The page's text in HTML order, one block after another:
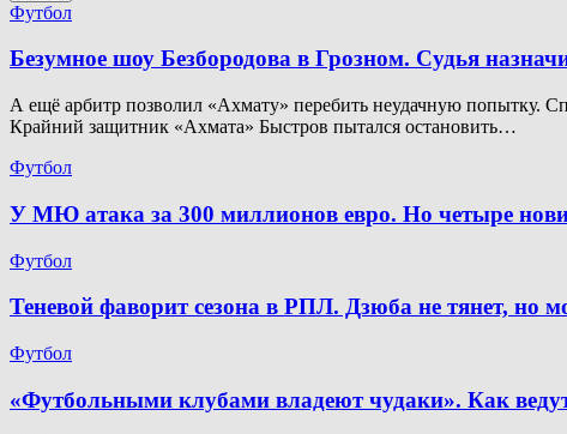
Футбол
Безумное шоу Безбородова в Грозном. Судья
А ещё арбитр позволил «Ахмату» перебить неудачную попытку.
Крайний защитник «Ахмата» Быстров пытался остановить…
Футбол
У МЮ атака за 300 миллионов евро. Но четыре
Футбол
Теневой фаворит сезона в РПЛ. Дзюба не тянет, но
Футбол
«Футбольными клубами владеют чудаки». Как